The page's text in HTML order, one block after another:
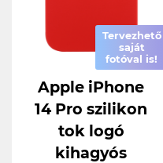
Tervezhető
saját
fotóval is!
Apple iPhone
14 Pro szilikon
tok logó
kihagyós